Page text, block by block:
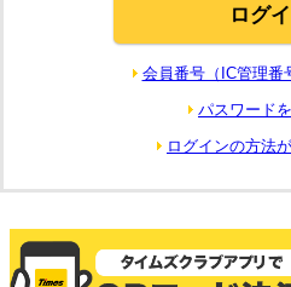
会員番号（IC管理番
パスワード
ログインの方法